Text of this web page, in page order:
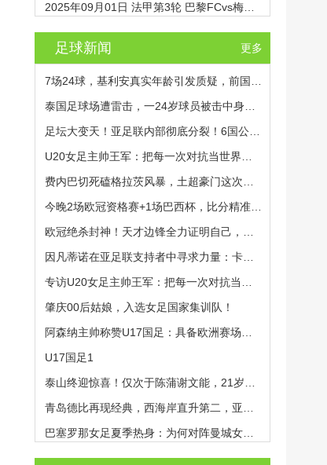
足球新闻 更多
肇庆00后姑娘，入选女足国家集训队！
U17国足1